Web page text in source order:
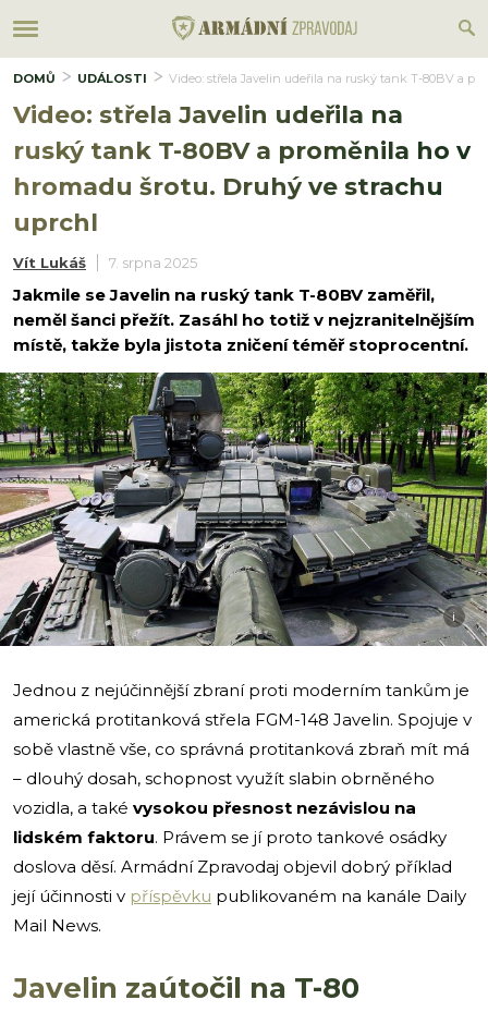
DOMŮ UDÁLOSTI Video: střela Javelin udeřila na ruský tank T-80BV a
Video: střela Javelin udeřila na
ruský tank T-80BV a proměnila ho v
hromadu šrotu. Druhý ve strachu
uprchl
Vít Lukáš 7. srpna 2025
Jakmile se Javelin na ruský tank T-80BV zaměřil,
neměl šanci přežít. Zasáhl ho totiž v nejzranitelnějším
místě, takže byla jistota zničení téměř stoprocentní.
i
Jednou z nejúčinnější zbraní proti moderním tankům je
americká protitanková střela FGM-148 Javelin. Spojuje v
sobě vlastně vše, co správná protitanková zbraň mít má
– dlouhý dosah, schopnost využít slabin obrněného
vozidla, a také vysokou přesnost nezávislou na
lidském faktoru. Právem se jí proto tankové osádky
doslova děsí. Armádní Zpravodaj objevil dobrý příklad
její účinnosti v příspěvku publikovaném na kanále Daily
Mail News.
Javelin zaútočil na T-80